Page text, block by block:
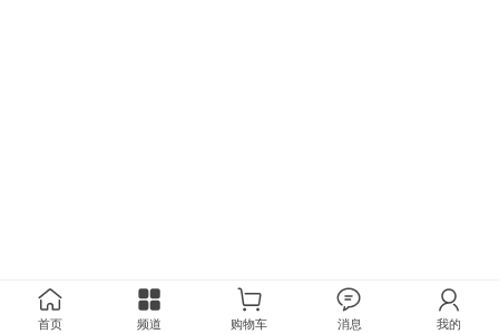
首页 频道 购物车 消息 我的